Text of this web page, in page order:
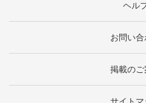
ヘル
お問い
掲載のご